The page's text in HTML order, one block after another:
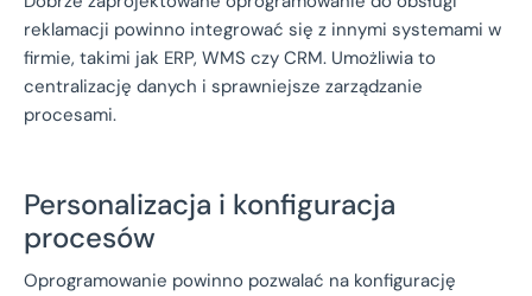
reklamacji powinno integrować się z innymi systemami w
firmie, takimi jak ERP, WMS czy CRM. Umożliwia to
centralizację danych i sprawniejsze zarządzanie
procesami.
Personalizacja i konfiguracja
procesów
Oprogramowanie powinno pozwalać na konfigurację